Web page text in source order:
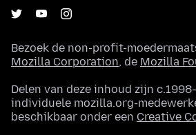
Bezoek de non-profit-
Mozilla Corporation, de Mozilla
Delen van deze inhoud zijn
individuele mozilla.org-
beschikbaar onder een Creative